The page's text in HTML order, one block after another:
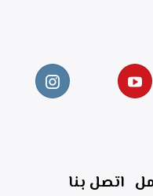
اتصل بنا